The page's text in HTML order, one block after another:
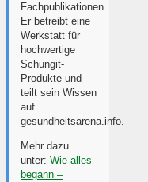
Fachpublikationen.
Er betreibt eine
Werkstatt für
hochwertige
Schungit-
Produkte und
teilt sein Wissen
auf
gesundheitsarena.info.
Mehr dazu
unter: Wie alles
begann –